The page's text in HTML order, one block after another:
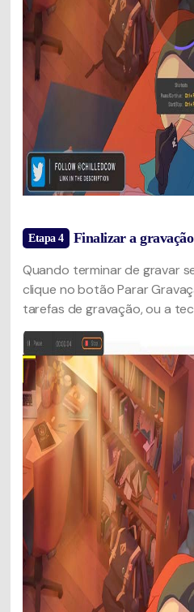
Etapa 4 Finalizar a gravação
Quando terminar de gravar
clique no botão Parar
tarefas de gravação, ou a